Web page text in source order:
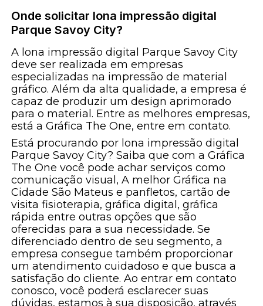
Onde solicitar lona impressão digital
Parque Savoy City?
A lona impressão digital Parque Savoy City
deve ser realizada em empresas
especializadas na impressão de material
gráfico. Além da alta qualidade, a empresa é
capaz de produzir um design aprimorado
para o material. Entre as melhores empresas,
está a Gráfica The One, entre em contato.
Está procurando por lona impressão digital
Parque Savoy City? Saiba que com a Gráfica
The One você pode achar serviços como
comunicação visual, A melhor Gráfica na
Cidade São Mateus e panfletos, cartão de
visita fisioterapia, gráfica digital, gráfica
rápida entre outras opções que são
oferecidas para a sua necessidade. Se
diferenciado dentro de seu segmento, a
empresa consegue também proporcionar
um atendimento cuidadoso e que busca a
satisfação do cliente. Ao entrar em contato
conosco, você poderá esclarecer suas
dúvidas, estamos à sua disposição, através